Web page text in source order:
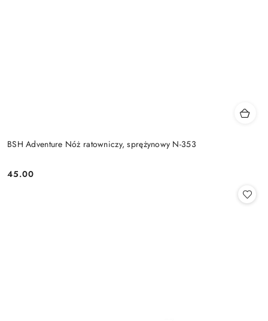
BSH Adventure Nóż ratowniczy, sprężynowy N-353
Cena:
45.00